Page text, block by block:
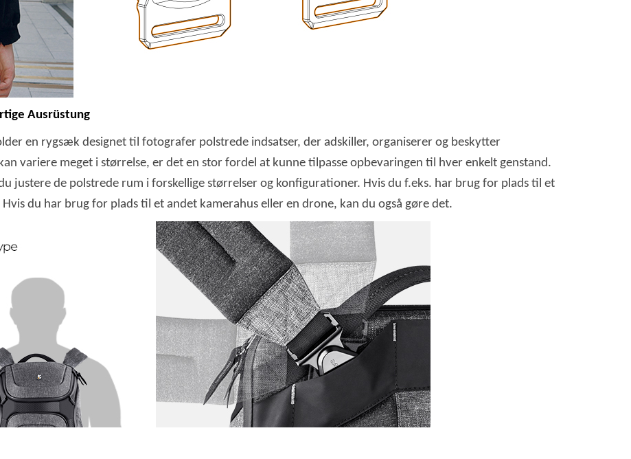
Ausrüstung
en rygsæk designet til fotografer polstrede indsatser, der adskiller, organiserer og beskytter
variere meget i størrelse, er det en stor fordel at kunne tilpasse opbevaringen til hver enkelt genstand.
du justere de polstrede rum i forskellige størrelser og konfigurationer. Hvis du f.eks. har brug for plads til et
du har brug for plads til et andet kamerahus eller en drone, kan du også gøre det.